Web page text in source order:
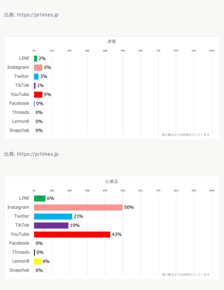
出典: https://prtimes.jp
出典: https://prtimes.jp